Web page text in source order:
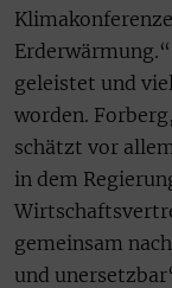
geleistet und
worden.
schätzt vor
in dem
gemeinsam
und